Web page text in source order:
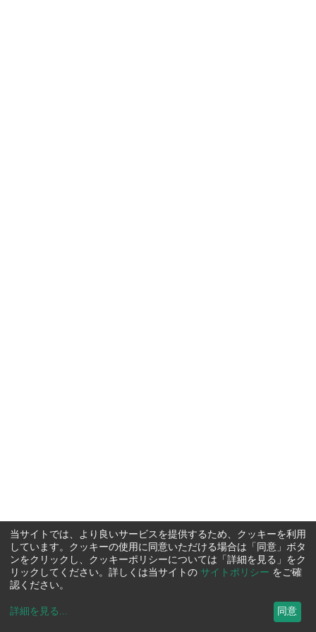
当サイトでは、より良いサービスを提供するため、クッキーを利用
しています。クッキーの使用に同意いただける場合は「同意」ボタ
ンをクリックし、クッキーポリシーについては「詳細を見る」をク
リックしてください。詳しくは当サイトの サイトポリシー をご確
認ください。
詳細を見る ... 同意